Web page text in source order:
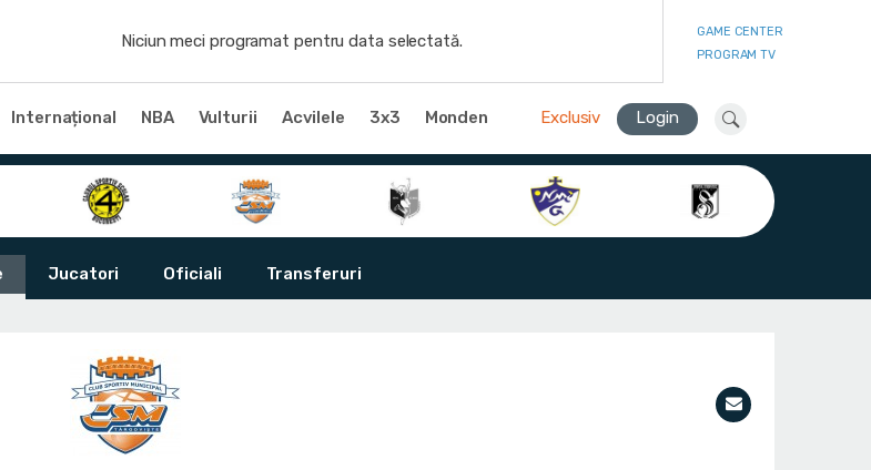
Niciun meci programat pentru data selectată.
GAME CENTER
PROGRAM TV
Internațional NBA Vulturii Acvilele 3x3 Monden Exclusiv Login
Jucatori Oficiali Transferuri